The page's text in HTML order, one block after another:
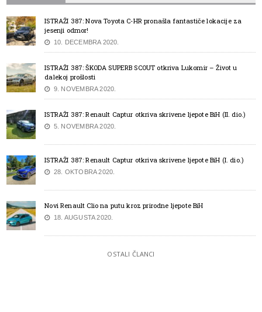
ISTRAŽI 387: Nova Toyota C-HR pronašla fantastiče lokacije za
jesenji odmor!
10. DECEMBRA 2020.
ISTRAŽI 387: ŠKODA SUPERB SCOUT otkriva Lukomir – Život u
dalekoj prošlosti
9. NOVEMBRA 2020.
ISTRAŽI 387: Renault Captur otkriva skrivene ljepote BiH (II. dio.)
5. NOVEMBRA 2020.
ISTRAŽI 387: Renault Captur otkriva skrivene ljepote BiH (I. dio.)
28. OKTOBRA 2020.
Novi Renault Clio na putu kroz prirodne ljepote BiH
18. AUGUSTA 2020.
OSTALI ČLANCI